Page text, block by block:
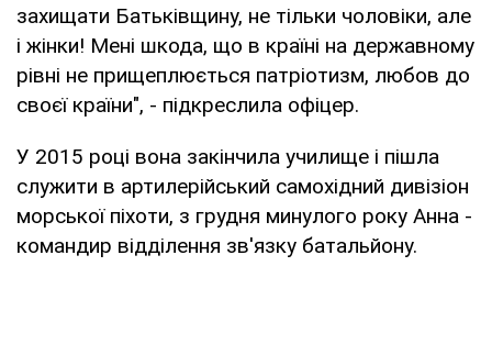
захищати Батьківщину, не тільки чоловіки, але
і жінки! Мені шкода, що в країні на державному
рівні не прищеплюється патріотизм, любов до
своєї країни", - підкреслила офіцер.
У 2015 році вона закінчила училище і пішла
служити в артилерійський самохідний дивізіон
морської піхоти, з грудня минулого року Анна -
командир відділення зв'язку батальйону.